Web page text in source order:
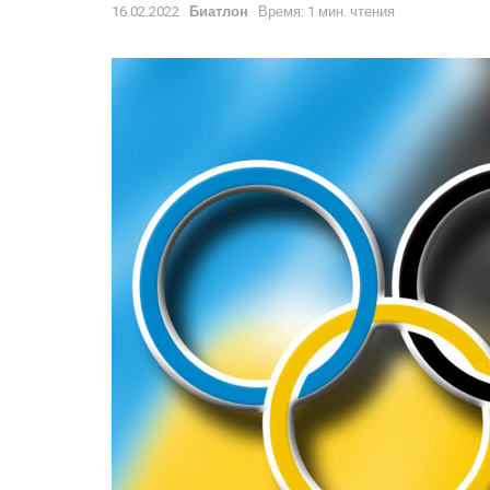
16.02.2022 Биатлон Время: 1 мин. чтения